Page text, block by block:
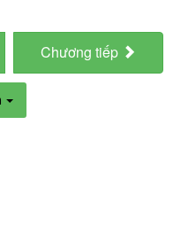
Chương tiếp